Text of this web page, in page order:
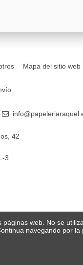
Mapa del sitio web
42
3
web. No se
navegando por